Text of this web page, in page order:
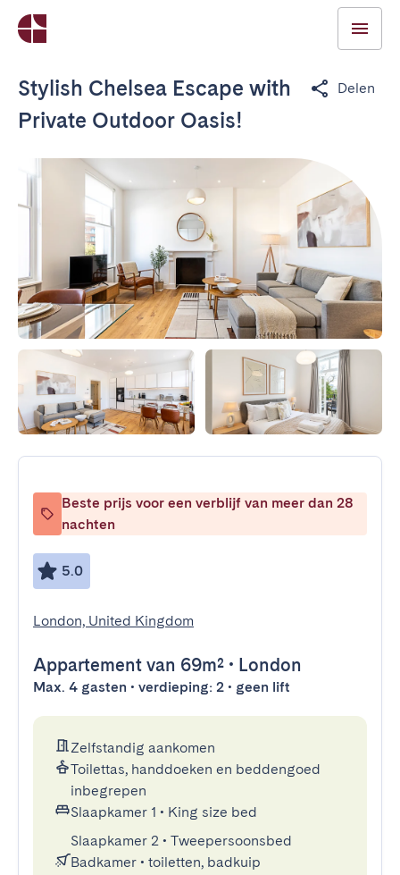
Stylish Chelsea Escape with
Private Outdoor Oasis!
Delen
Beste prijs voor een verblijf van meer dan 28
nachten
5.0
London, United Kingdom
Appartement van 69m² • London
Max. 4 gasten • verdieping: 2 • geen lift
Zelfstandig aankomen
Toilettas, handdoeken en beddengoed
inbegrepen
Slaapkamer 1 • King size bed
Slaapkamer 2 • Tweepersoonsbed
Badkamer • toiletten, badkuip